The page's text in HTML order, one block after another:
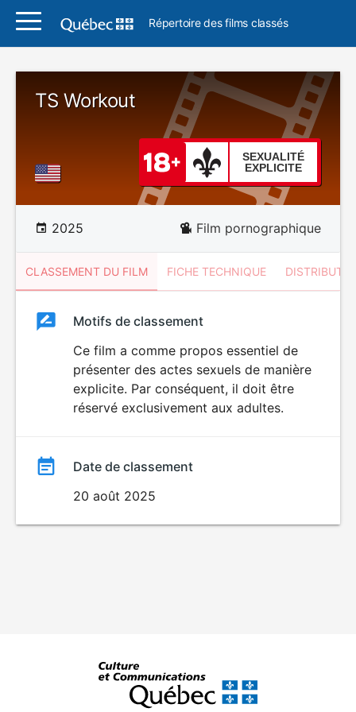
Répertoire des films classés
TS Workout
SEXUALITÉ
EXPLICITE
2025 Film pornographique
CLASSEMENT DU FILM FICHE TECHNIQUE
ClassementClassement
SEXUALITÉ
EXPLICITE
Motifs de classement
Ce film a comme propos essentiel de
présenter des actes sexuels de manière
explicite. Par conséquent, il doit être
réservé exclusivement aux adultes.
Date de classement
20 août 2025